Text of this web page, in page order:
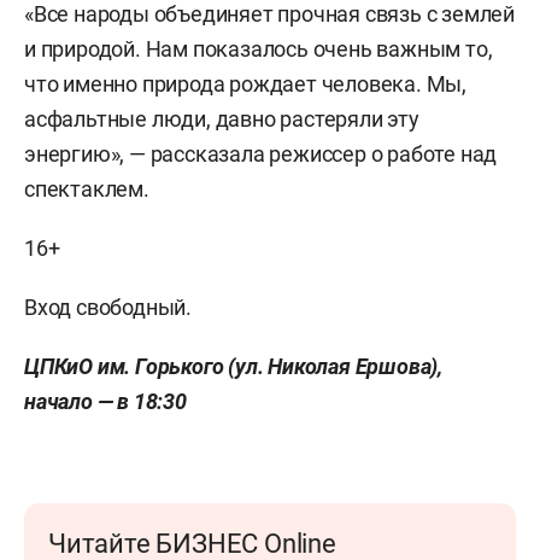
«Все народы объединяет прочная связь с землей
и природой. Нам показалось очень важным то,
что именно природа рождает человека. Мы,
асфальтные люди, давно растеряли эту
энергию», — рассказала режиссер о работе над
спектаклем.
16+
Вход свободный.
ЦПКиО им. Горького (ул. Николая Ершова),
начало — в 18:30
Читайте БИЗНЕС Online